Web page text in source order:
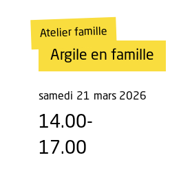
Argile en famille
Atelier famille
samedi 21 mars 2026
14.00-
17.00